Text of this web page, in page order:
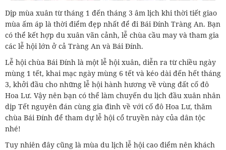
Dịp mùa xuân từ tháng 1 đến tháng 3 âm lịch khi thời tiết giao
mùa ấm áp là thời điểm đẹp nhất để đi Bái Đính Tràng An. Bạn
có thể kết hợp du xuân vãn cảnh, lễ chùa cầu may và tham gia
các lễ hội lớn ở cả Tràng An và Bái Đính.
Lễ hội chùa Bái Đính là một lễ hội xuân, diễn ra từ chiều ngày
mùng 1 tết, khai mạc ngày mùng 6 tết và kéo dài đến hết tháng
3, khởi đầu cho những lễ hội hành hương về vùng đất cố đô
Hoa Lư. Vậy nên bạn có thể làm chuyến du lịch đầu xuân nhân
dịp Tết nguyên đán cùng gia đình về với cố đô Hoa Lư, thăm
chùa Bái Đính để tham dự lễ hội cổ truyền này của dân tộc
nhé!
Tuy nhiên đây cũng là mùa du lịch lễ hội cao điểm nên khách